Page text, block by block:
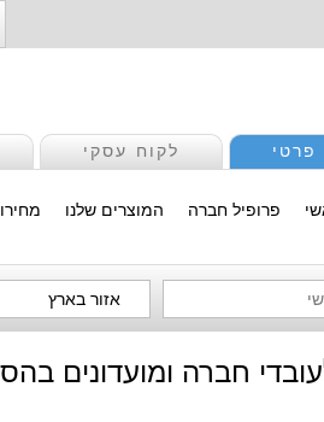
פרטי לקוח עסקי
פרופיל חברה המוצרים שלנו
אזור בארץ
חברה ומועדונים